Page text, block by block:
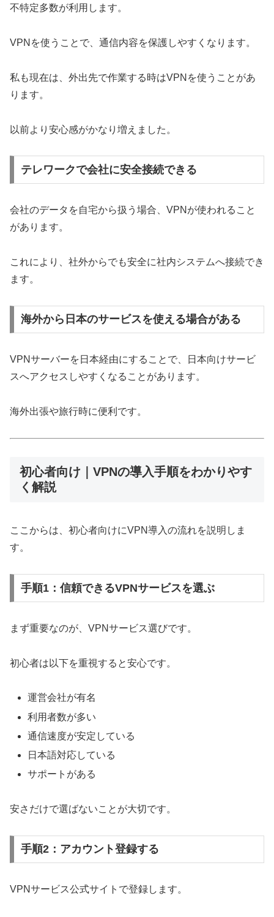
不特定多数が利用します。
VPNを使うことで、通信内容を保護しやすくなります。
私も現在は、外出先で作業する時はVPNを使うことがあ
ります。
以前より安心感がかなり増えました。
テレワークで会社に安全接続できる
会社のデータを自宅から扱う場合、VPNが使われること
があります。
これにより、社外からでも安全に社内システムへ接続でき
ます。
海外から日本のサービスを使える場合がある
VPNサーバーを日本経由にすることで、日本向けサービ
スへアクセスしやすくなることがあります。
海外出張や旅行時に便利です。
初心者向け｜VPNの導入手順をわかりやす
く解説
ここからは、初心者向けにVPN導入の流れを説明しま
す。
手順1：信頼できるVPNサービスを選ぶ
まず重要なのが、VPNサービス選びです。
初心者は以下を重視すると安心です。
運営会社が有名
利用者数が多い
通信速度が安定している
日本語対応している
サポートがある
安さだけで選ばないことが大切です。
手順2：アカウント登録する
VPNサービス公式サイトで登録します。